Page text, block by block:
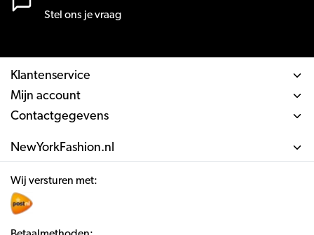
Stel ons je vraag
Klantenservice
Mijn account
Contactgegevens
NewYorkFashion.nl
Wij versturen met: